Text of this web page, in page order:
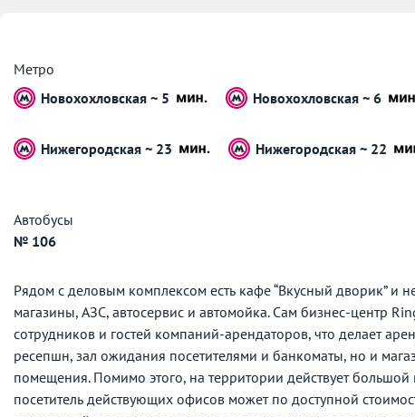
Метро
Новохохловская ~ 5
Новохохловская ~ 6
Нижегородская ~ 23 Нижегородская ~ 22
Автобусы
№ 106
Рядом с деловым комплексом есть кафе “Вкусный дворик” и
магазины, АЗС, автосервис и автомойка. Сам бизнес-центр
сотрудников и гостей компаний-арендаторов, что делает
ресепшн, зал ожидания посетителями и банкоматы, но и
помещения. Помимо этого, на территории действует
посетитель действующих офисов может по доступной